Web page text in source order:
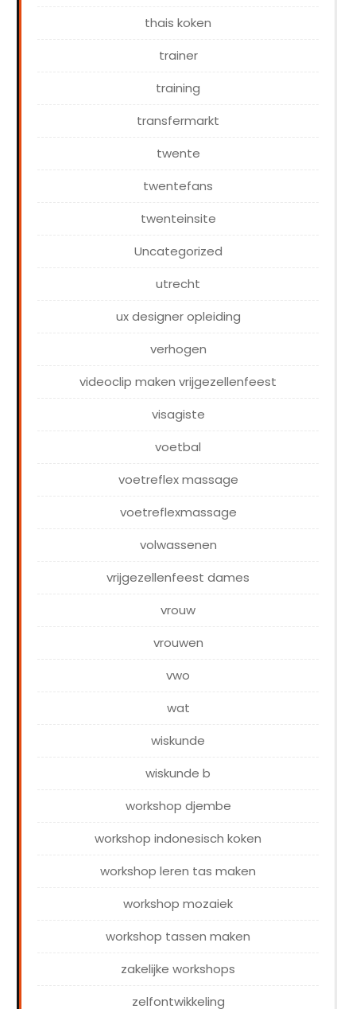
thais koken
trainer
training
transfermarkt
twente
twentefans
twenteinsite
Uncategorized
utrecht
ux designer opleiding
verhogen
videoclip maken vrijgezellenfeest
visagiste
voetbal
voetreflex massage
voetreflexmassage
volwassenen
vrijgezellenfeest dames
vrouw
vrouwen
vwo
wat
wiskunde
wiskunde b
workshop djembe
workshop indonesisch koken
workshop leren tas maken
workshop mozaiek
workshop tassen maken
zakelijke workshops
zelfontwikkeling